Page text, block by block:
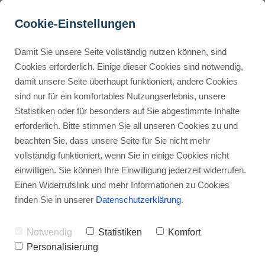
Buyer Personas erstellen
Landingpage optimieren
Internal Linking Tool
Page Builder: Die Zukunft
des Webdesigns beginnt
jetzt!
Werbehinweis: Links mit Sternchen (*) sind Affiliate-Links. Kaufst
du darüber ein, erhalte ich eine Provision – ohne Mehrkosten für
dich.
Stephan Ochmann
Dank derPage Builders undFunnel-
Builderkannst du jetzt in weniger
Cookie-Einstellungen
Damit Sie unsere Seite vollständig nutzen können, sind
Cookies erforderlich. Einige dieser Cookies sind notwendig,
damit unsere Seite überhaupt funktioniert, andere Cookies
sind nur für ein komfortables Nutzungserlebnis, unsere
Statistiken oder für besonders auf Sie abgestimmte Inhalte
erforderlich. Bitte stimmen Sie all unseren Cookies zu und
beachten Sie, dass unsere Seite für Sie nicht mehr
vollständig funktioniert, wenn Sie in einige Cookies nicht
einwilligen. Sie können Ihre Einwilligung jederzeit widerrufen.
Einen Widerrufslink und mehr Informationen zu Cookies
finden Sie in unserer Datenschutzerklärung.
Notwendig Statistiken
Komfort
Personalisierung